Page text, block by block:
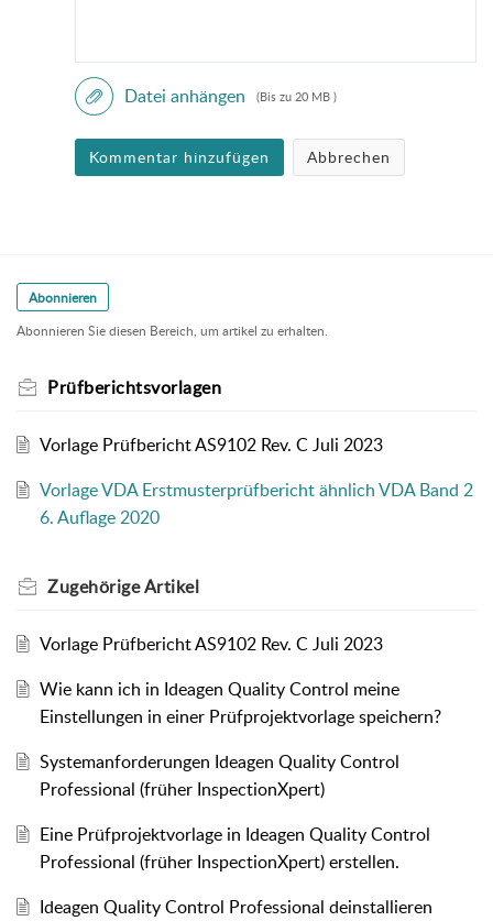
Datei anhängen (Bis zu 20 MB )
Kommentar hinzufügen Abbrechen
Abonnieren
Abonnieren Sie diesen Bereich, um artikel zu erhalten.
Prüfberichtsvorlagen
Vorlage Prüfbericht AS9102 Rev. C Juli 2023
Vorlage VDA Erstmusterprüfbericht ähnlich VDA Band 2
6. Auflage 2020
ZugehörigeArtikel
Vorlage Prüfbericht AS9102 Rev. C Juli 2023
Wie kann ich in Ideagen Quality Control meine
Einstellungen in einer Prüfprojektvorlage speichern?
Systemanforderungen Ideagen Quality Control
Professional (früher InspectionXpert)
Eine Prüfprojektvorlage in Ideagen Quality Control
Professional (früher InspectionXpert) erstellen.
Ideagen Quality Control Professional deinstallieren